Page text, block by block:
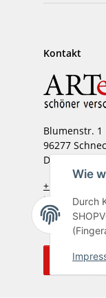
Wie
Durch
Kontakt
Blumenstr. 1
96277
Deutschland
+ 49 (0) 92 66
info@arteco-